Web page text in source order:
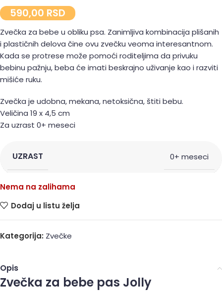
590,00 RSD
Zvečka za bebe u obliku psa. Zanimljiva kombinacija plišanih
i plastičnih delova čine ovu zvečku veoma interesantnom.
Kada se protrese može pomoći roditeljima da privuku
bebinu pažnju, beba će imati beskrajno uživanje kao i razviti
mišiće ruku.
Zvečka je udobna, mekana, netoksična, štiti bebu.
Veličina 19 x 4,5 cm
Za uzrast 0+ meseci
UZRAST 0+ meseci
Nema na zalihama
Dodaj u listu želja
Kategorija: Zvečke
Opis
Zvečka za bebe pas Jolly